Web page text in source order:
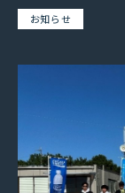
お知らせ